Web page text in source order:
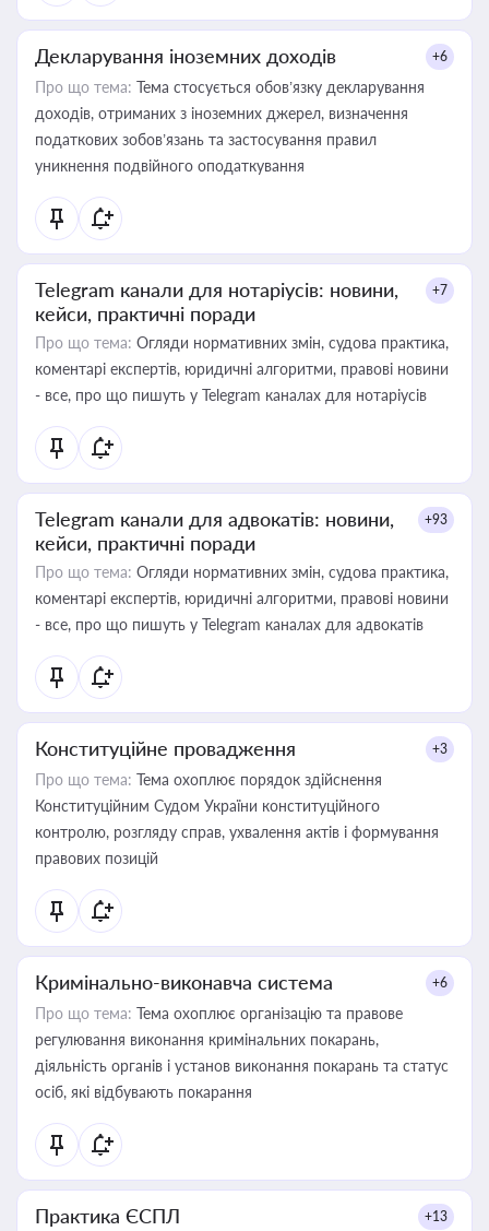
Декларування іноземних доходів +6
Про що тема: Тема стосується обов’язку декларування
доходів, отриманих з іноземних джерел, визначення
податкових зобов’язань та застосування правил
уникнення подвійного оподаткування
Telegram канали для нотаріусів: новини,
кейси, практичні поради
+7
Про що тема: Огляди нормативних змін, судова практика,
коментарі експертів, юридичні алгоритми, правові новини
- все, про що пишуть у Telegram каналах для нотаріусів
Telegram канали для адвокатів: новини,
кейси, практичні поради
+93
Про що тема: Огляди нормативних змін, судова практика,
коментарі експертів, юридичні алгоритми, правові новини
- все, про що пишуть у Telegram каналах для адвокатів
Конституційне провадження +3
Про що тема: Тема охоплює порядок здійснення
Конституційним Судом України конституційного
контролю, розгляду справ, ухвалення актів і формування
правових позицій
Кримінально-виконавча система +6
Про що тема: Тема охоплює організацію та правове
регулювання виконання кримінальних покарань,
діяльність органів і установ виконання покарань та статус
осіб, які відбувають покарання
Практика ЄСПЛ +13